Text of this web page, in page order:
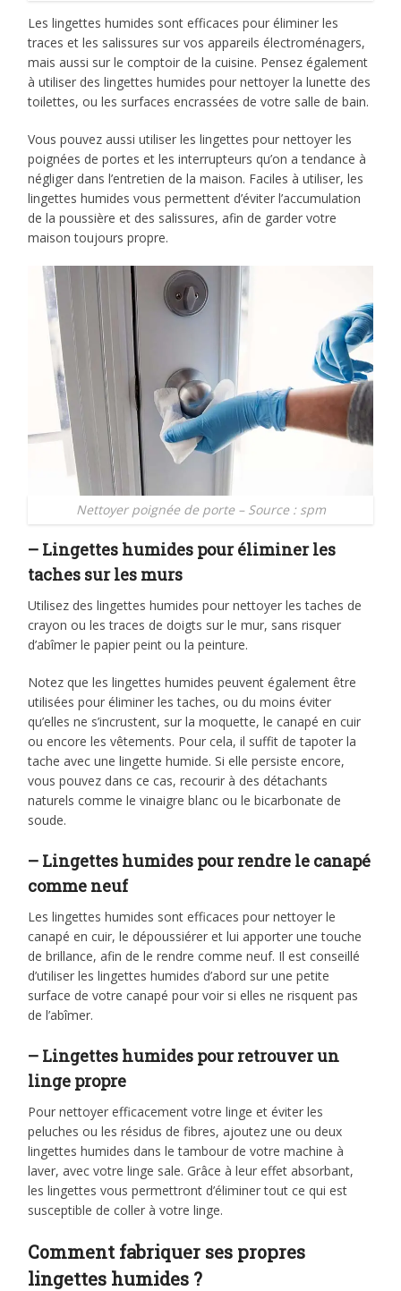
Les lingettes humides sont efficaces pour éliminer les
traces et les salissures sur vos appareils électroménagers,
mais aussi sur le comptoir de la cuisine. Pensez également
à utiliser des lingettes humides pour nettoyer la lunette des
toilettes, ou les surfaces encrassées de votre salle de bain.
Vous pouvez aussi utiliser les lingettes pour nettoyer les
poignées de portes et les interrupteurs qu’on a tendance à
négliger dans l’entretien de la maison. Faciles à utiliser, les
lingettes humides vous permettent d’éviter l’accumulation
de la poussière et des salissures, afin de garder votre
maison toujours propre.
Nettoyer poignée de porte – Source : spm
– Lingettes humides pour éliminer les
taches sur les murs
Utilisez des lingettes humides pour nettoyer les taches de
crayon ou les traces de doigts sur le mur, sans risquer
d’abîmer le papier peint ou la peinture.
Notez que les lingettes humides peuvent également être
utilisées pour éliminer les taches, ou du moins éviter
qu’elles ne s’incrustent, sur la moquette, le canapé en cuir
ou encore les vêtements. Pour cela, il suffit de tapoter la
tache avec une lingette humide. Si elle persiste encore,
vous pouvez dans ce cas, recourir à des détachants
naturels comme le vinaigre blanc ou le bicarbonate de
soude.
– Lingettes humides pour rendre le canapé
comme neuf
Les lingettes humides sont efficaces pour nettoyer le
canapé en cuir, le dépoussiérer et lui apporter une touche
de brillance, afin de le rendre comme neuf. Il est conseillé
d’utiliser les lingettes humides d’abord sur une petite
surface de votre canapé pour voir si elles ne risquent pas
de l’abîmer.
– Lingettes humides pour retrouver un
linge propre
Pour nettoyer efficacement votre linge et éviter les
peluches ou les résidus de fibres, ajoutez une ou deux
lingettes humides dans le tambour de votre machine à
laver, avec votre linge sale. Grâce à leur effet absorbant,
les lingettes vous permettront d’éliminer tout ce qui est
susceptible de coller à votre linge.
Comment fabriquer ses propres
lingettes humides ?